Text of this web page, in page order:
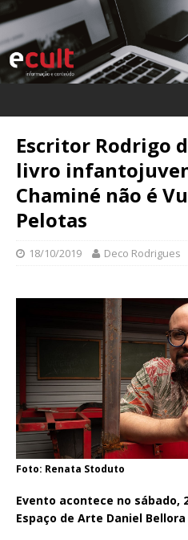
Escritor Rodrigo
livro
Chaminé não é
Pelotas
18/10/2019 Deco Rodrigues
Foto: Renata Stoduto
Evento acontece no sábado,
Espaço de Arte Daniel